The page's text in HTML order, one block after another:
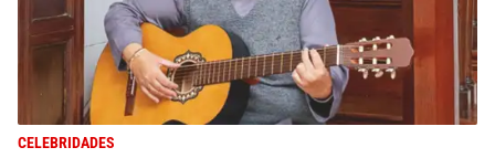
CELEBRIDADES